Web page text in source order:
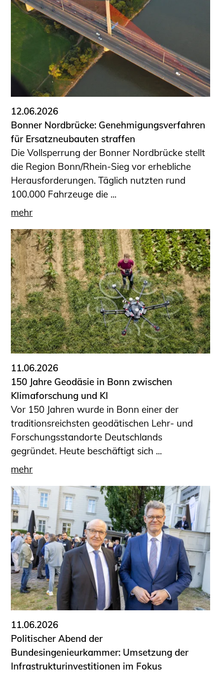
12.06.2026
Bonner Nordbrücke: Genehmigungsverfahren
für Ersatzneubauten straffen
Die Vollsperrung der Bonner Nordbrücke stellt
die Region Bonn/Rhein-Sieg vor erhebliche
Herausforderungen. Täglich nutzten rund
100.000 Fahrzeuge die ...
mehr
11.06.2026
150 Jahre Geodäsie in Bonn zwischen
Klimaforschung und KI
Vor 150 Jahren wurde in Bonn einer der
traditionsreichsten geodätischen Lehr- und
Forschungsstandorte Deutschlands
gegründet. Heute beschäftigt sich ...
mehr
11.06.2026
Politischer Abend der
Bundesingenieurkammer: Umsetzung der
Infrastrukturinvestitionen im Fokus